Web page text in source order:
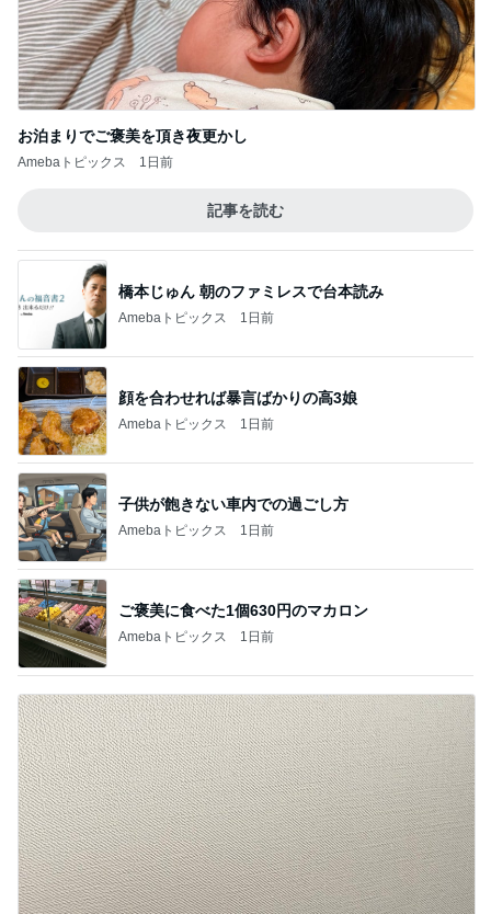
お泊まりでご褒美を頂き夜更かし
Amebaトピックス 1日前
記事を読む
橋本じゅん 朝のファミレスで台本読み
Amebaトピックス 1日前
顔を合わせれば暴言ばかりの高3娘
Amebaトピックス 1日前
子供が飽きない車内での過ごし方
Amebaトピックス 1日前
ご褒美に食べた1個630円のマカロン
Amebaトピックス 1日前